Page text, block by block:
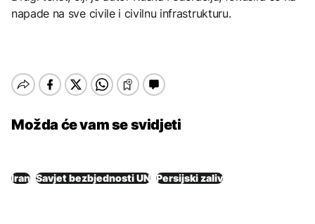
napade na sve civile i civilnu infrastrukturu.
Možda će vam se svidjeti
Iran Savjet bezbjednosti UN Persijski zaliv